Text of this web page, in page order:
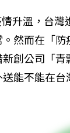
升溫，台
然而在「
創公司「
能不能在